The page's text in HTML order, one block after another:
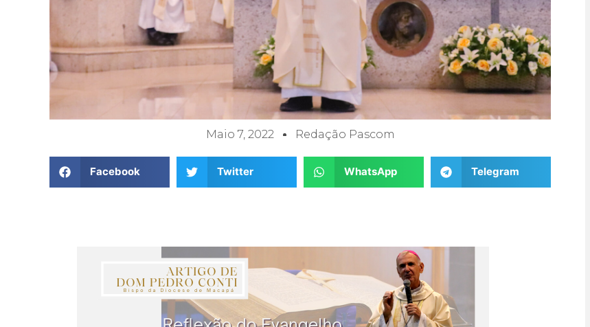
Maio 7, 2022 Redação Pascom
Facebook Twitter WhatsApp Telegram